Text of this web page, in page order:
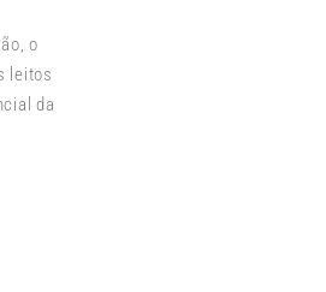
o
leitos
da